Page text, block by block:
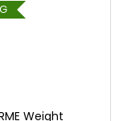
Weight